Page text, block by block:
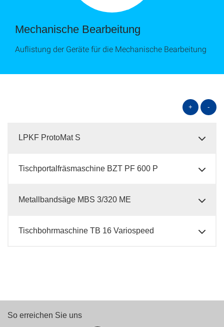
Mechanische Bearbeitung
Auflistung der Geräte für die Mechanische Bearbeitung
+ -
LPKF ProtoMat S
Tischportalfräsmaschine BZT PF 600 P
Metallbandsäge MBS 3/320 ME
Tischbohrmaschine TB 16 Variospeed
So erreichen Sie uns